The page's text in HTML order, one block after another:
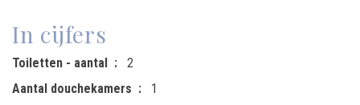
In cijfers
Toiletten - aantal
2
Aantal douchekamers
1